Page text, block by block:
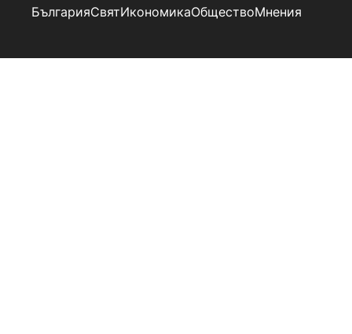
БългарияСвятИкономикаОбществоМнения